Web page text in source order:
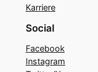
Karriere
Social
Facebook
Instagram